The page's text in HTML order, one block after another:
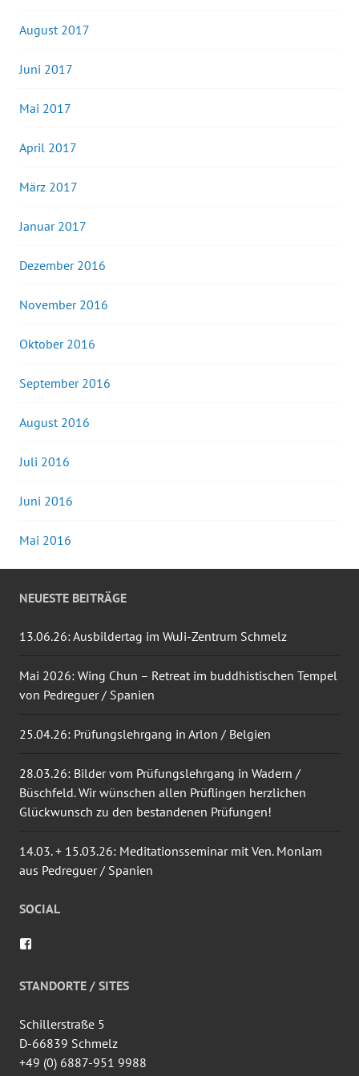
August 2017
Juni 2017
Mai 2017
April 2017
März 2017
Januar 2017
Dezember 2016
November 2016
Oktober 2016
September 2016
August 2016
Juli 2016
Juni 2016
Mai 2016
NEUESTE BEITRÄGE
13.06.26: Ausbildertag im WuJi-Zentrum Schmelz
Mai 2026: Wing Chun – Retreat im buddhistischen Tempel
von Pedreguer / Spanien
25.04.26: Prüfungslehrgang in Arlon / Belgien
28.03.26: Bilder vom Prüfungslehrgang in Wadern /
Büschfeld. Wir wünschen allen Prüflingen herzlichen
Glückwunsch zu den bestandenen Prüfungen!
14.03. + 15.03.26: Meditationsseminar mit Ven. Monlam
aus Pedreguer / Spanien
SOCIAL
auf
Facebook
STANDORTE / SITES
Schillerstraße 5
D-66839 Schmelz
+49 (0) 6887-951 9988